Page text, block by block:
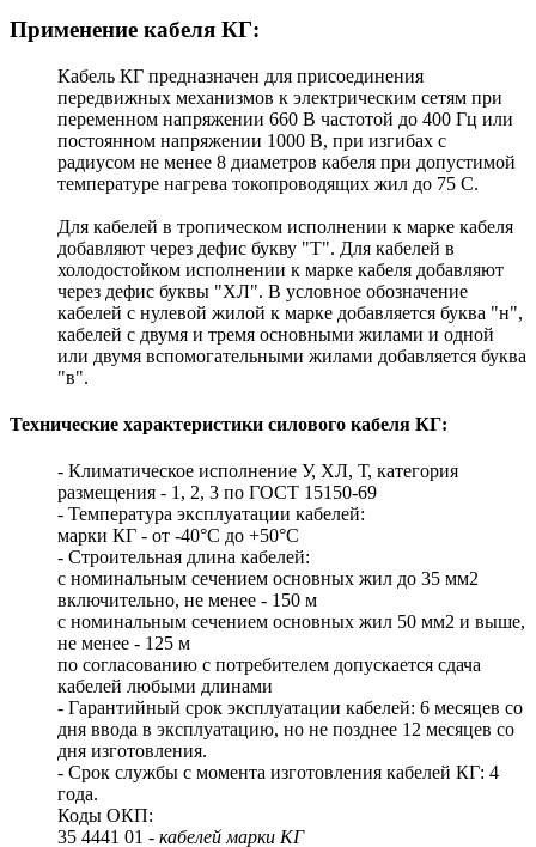
Применение кабеля КГ:
Кабель КГ предназначен для присоединения
передвижных механизмов к электрическим сетям при
переменном напряжении 660 В частотой до 400 Гц или
постоянном напряжении 1000 В, при изгибах с
радиусом не менее 8 диаметров кабеля при допустимой
температуре нагрева токопроводящих жил до 75 С.
Для кабелей в тропическом исполнении к марке кабеля
добавляют через дефис букву "Т". Для кабелей в
холодостойком исполнении к марке кабеля добавляют
через дефис буквы "ХЛ". В условное обозначение
кабелей с нулевой жилой к марке добавляется буква "н",
кабелей с двумя и тремя основными жилами и одной
или двумя вспомогательными жилами добавляется буква
"в".
Технические характеристики силового кабеля КГ:
- Климатическое исполнение У, ХЛ, Т, категория
размещения - 1, 2, 3 по ГОСТ 15150-69
- Температура эксплуатации кабелей:
марки КГ - от -40°С до +50°С
- Строительная длина кабелей:
с номинальным сечением основных жил до 35 мм2
включительно, не менее - 150 м
с номинальным сечением основных жил 50 мм2 и выше,
не менее - 125 м
по согласованию с потребителем допускается сдача
кабелей любыми длинами
- Гарантийный срок эксплуатации кабелей: 6 месяцев со
дня ввода в эксплуатацию, но не позднее 12 месяцев со
дня изготовления.
- Срок службы с момента изготовления кабелей КГ: 4
года.
Коды ОКП:
35 4441 01 - кабелей марки КГ